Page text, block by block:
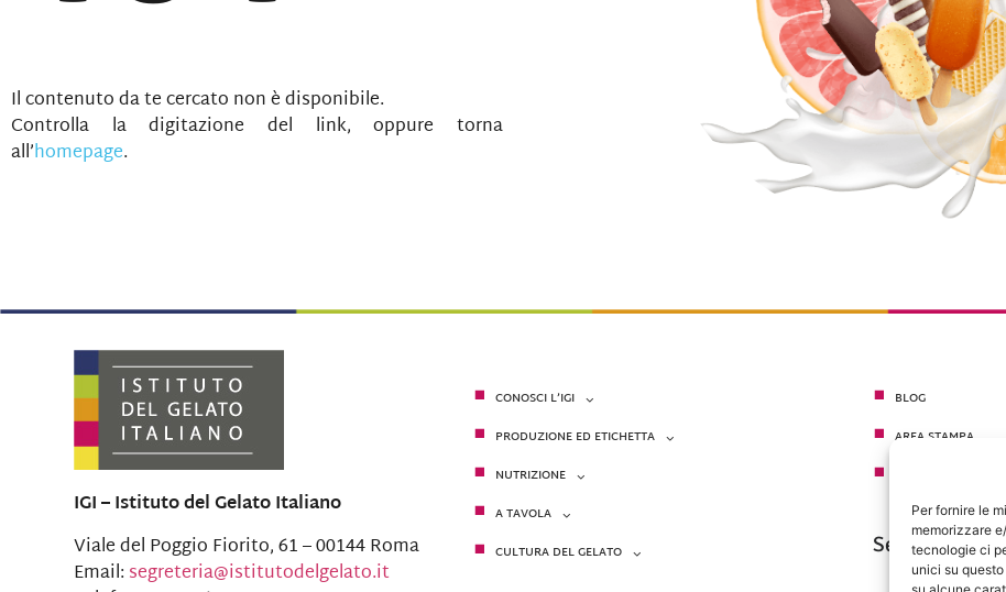
Per fornire le
memorizzare
tecnologie ci
unici su
Il contenuto da te cercato non è disponibile.
Controlla la digitazione del link, oppure torna
all’homepage.
IGI – Istituto del Gelato Italiano
Viale del Poggio Fiorito, 61 – 00144 Roma
Email: segreteria@istitutodelgelato.it
CONOSCI L’IGI
PRODUZIONE ED ETICHETTA
NUTRIZIONE
A TAVOLA
CULTURA DEL GELATO
BLOG
AREA STAMPA
Seguici su